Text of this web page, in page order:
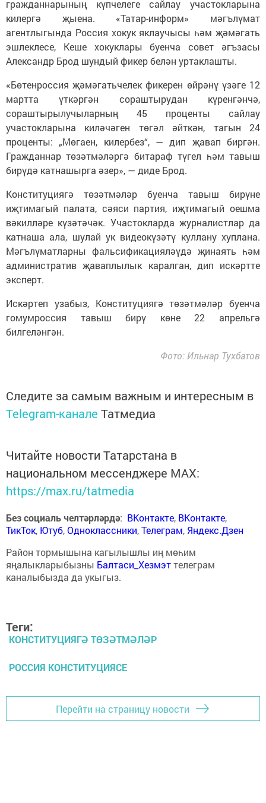
гражданнарының күпчелеге сайлау участокларына
килергә җыена. «Татар-информ» мәгълүмат
агентлыгында Россия хокук яклаучысы һәм җәмәгать
эшлеклесе, Кеше хокуклары буенча совет әгъзасы
Александр Брод шундый фикер белән уртаклашты.
«Бөтенроссия җәмәгатьчелек фикерен өйрәнү үзәге 12
мартта үткәргән сораштырудан күренгәнчә,
сораштырылучыларның 45 проценты сайлау
участокларына киләчәген төгәл әйткән, тагын 24
проценты: „Мөгаен, килербез“, — дип җавап биргән.
Гражданнар төзәтмәләргә битараф түгел һәм тавыш
бирүдә катнашырга әзер», — диде Брод.
Конституциягә төзәтмәләр буенча тавыш бирүне
иҗтимагый палата, сәяси партия, иҗтимагый оешма
вәкилләре күзәтәчәк. Участокларда журналистлар да
катнаша ала, шулай ук видеокүзәтү куллану хуплана.
Мәгълүматларны фальсификацияләүдә җинаять һәм
административ җаваплылык каралган, дип искәртте
эксперт.
Искәртеп узабыз, Конституциягә төзәтмәләр буенча
гомумроссия тавыш бирү көне 22 апрельгә
билгеләнгән.
Фото: Ильнар Тухбатов
Следите за самым важным и интересным в
Telegram-канале Татмедиа
Читайте новости Татарстана в
национальном мессенджере MАХ:
https://max.ru/tatmedia
Без социаль челтәрләрдә: ВКонтакте, ВКонтакте,
ТикТок, Ютуб,Одноклассники,Телеграм, Яндекс.Дзен
Район тормышына кагылышлы иң мөһим
яңалыкларыбызны Балтаси_Хезмэттелеграм
каналыбызда да укыгыз.
Теги:
КОНСТИТУЦИЯГӘ ТӨЗӘТМӘЛӘР
РОССИЯ КОНСТИТУЦИЯСЕ
Перейти на страницу новости